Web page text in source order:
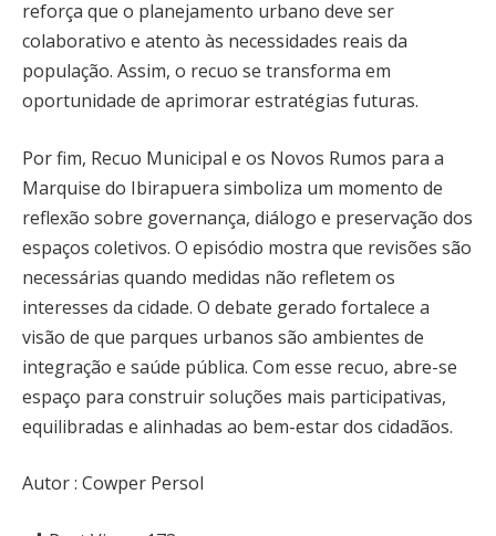
reforça que o planejamento urbano deve ser
colaborativo e atento às necessidades reais da
população. Assim, o recuo se transforma em
oportunidade de aprimorar estratégias futuras.
Por fim, Recuo Municipal e os Novos Rumos para a
Marquise do Ibirapuera simboliza um momento de
reflexão sobre governança, diálogo e preservação dos
espaços coletivos. O episódio mostra que revisões são
necessárias quando medidas não refletem os
interesses da cidade. O debate gerado fortalece a
visão de que parques urbanos são ambientes de
integração e saúde pública. Com esse recuo, abre-se
espaço para construir soluções mais participativas,
equilibradas e alinhadas ao bem-estar dos cidadãos.
Autor : Cowper Persol